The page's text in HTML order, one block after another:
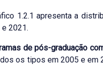
1.2.1 apresenta a
2021.
de pós-graduação
os tipos em 2005 e em